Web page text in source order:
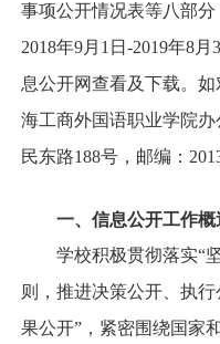
事项公开情况表等八部
2018年9月 1 日 -2019年8月
息公开网查看及下载。
海工商外国语职业学院
民东路188号，邮编：
一、信息公开工作概
学校积极贯彻落实“
则，推进决策公开、执
果公开”，紧密围绕国家